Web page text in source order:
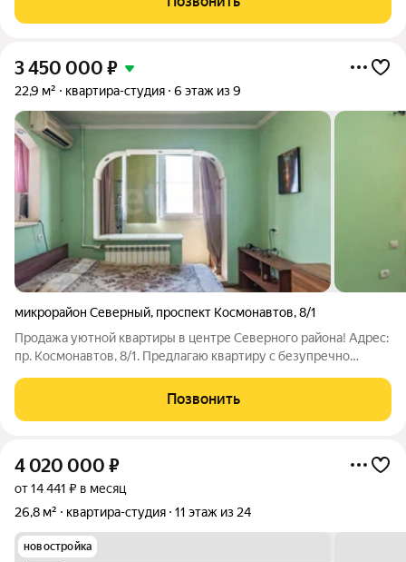
использована максимально
3 450 000 ₽
22,9 м² квартира-студия 6 этаж из 9
микрорайон Северный, проспект Космонавтов,8/1
Продажа уютной квартиры в центре Северного района! Адрес:
пр. Космонавтов, 8/1. Предлагаю квартиру с безупречно
обременений). Это идеальный вариант для тех, кто ценит
готовое жилье без лишних хлопот
Позвонить
4 020 000 ₽
от 14 441 ₽ в месяц
26,8 м²
квартира-студия 11 этаж из 24
новостройка